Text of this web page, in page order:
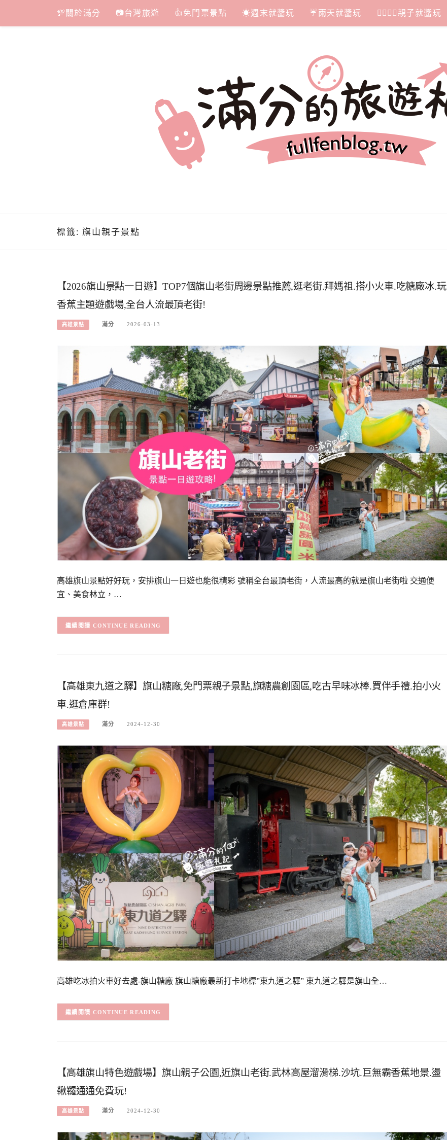
content
💯關於滿分 📷台灣旅遊 👍免門票景點 ☀週末就醬玩 ☔雨天就醬玩 👩‍❤‍💋‍👨親子就醬玩
標籤: 旗山親子景點
【2026旗山景點一日遊】TOP7個旗山老街周邊景點推薦,逛老街.拜媽祖.搭小火車.吃糖廠冰.玩
香蕉主題遊戲場,全台人流最頂老街!
高雄景點 滿分 2026-03-13
高雄旗山景點好好玩，安排旗山一日遊也能很精彩 號稱全台最頂老街，人流最高的就是旗山老街啦 交通便
宜、美食林立，…
CONTINUE READING
【高雄東九道之驛】旗山糖廠,免門票親子景點,旗糖農創園區,吃古早味冰棒.買伴手禮.拍小火
車.逛倉庫群!
高雄景點 滿分 2024-12-30
高雄吃冰拍火車好去處-旗山糖廠 旗山糖廠最新打卡地標”東九道之驛” 東九道之驛是旗山全…
CONTINUE READING
【高雄旗山特色遊戲場】旗山親子公園,近旗山老街.武林高屋溜滑梯.沙坑.巨無霸香蕉地景.盪
鞦韆通通免費玩!
高雄景點 滿分 2024-12-30